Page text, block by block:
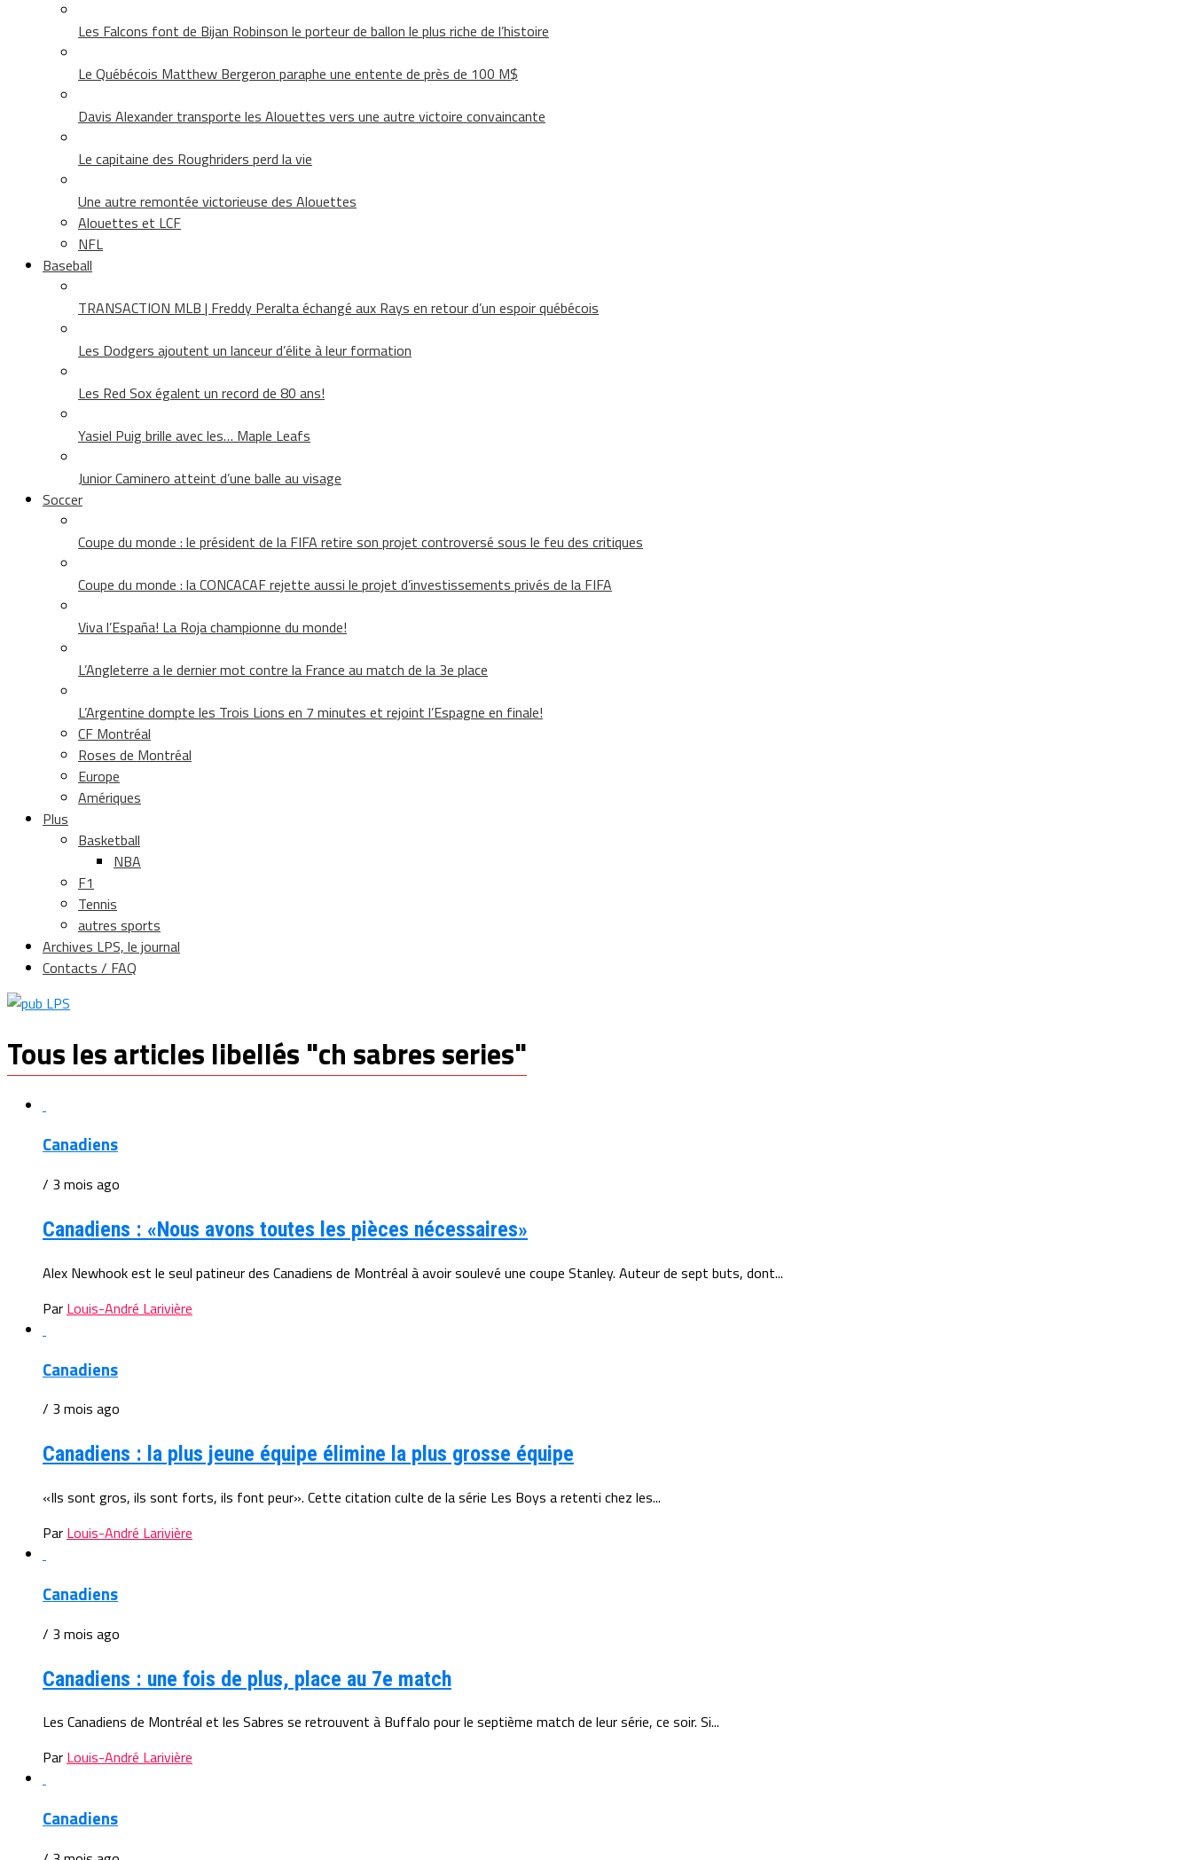
Les Falcons font de Bijan Robinson le porteur de ballon le plus riche de l’histoire
Le Québécois Matthew Bergeron paraphe une entente de près de 100 M$
Davis Alexander transporte les Alouettes vers une autre victoire convaincante
Le capitaine des Roughriders perd la vie
Une autre remontée victorieuse des Alouettes
Alouettes et LCF
NFL
Baseball
TRANSACTION MLB | Freddy Peralta échangé aux Rays en retour d’un espoir québécois
Les Dodgers ajoutent un lanceur d’élite à leur formation
Les Red Sox égalent un record de 80 ans!
Yasiel Puig brille avec les… Maple Leafs
Junior Caminero atteint d’une balle au visage
Soccer
Coupe du monde : le président de la FIFA retire son projet controversé sous le feu des critiques
Coupe du monde : la CONCACAF rejette aussi le projet d’investissements privés de la FIFA
Viva l’España! La Roja championne du monde!
L’Angleterre a le dernier mot contre la France au match de la 3e place
L’Argentine dompte les Trois Lions en 7 minutes et rejoint l’Espagne en finale!
CF Montréal
Roses de Montréal
Europe
Amériques
Plus
Basketball
NBA
F1
Tennis
autres sports
Archives LPS, le journal
Contacts / FAQ
Tous les articles libellés "ch sabres series"
Canadiens
/ 3 mois ago
Canadiens : «Nous avons toutes les pièces nécessaires»
Alex Newhook est le seul patineur des Canadiens de Montréal à avoir soulevé une coupe Stanley. Auteur de sept buts, dont...
Par Louis-André Larivière
Canadiens
/ 3 mois ago
Canadiens : la plus jeune équipe élimine la plus grosse équipe
«Ils sont gros, ils sont forts, ils font peur». Cette citation culte de la série Les Boys a retenti chez les...
Par Louis-André Larivière
Canadiens
/ 3 mois ago
Canadiens : une fois de plus, place au 7e match
Les Canadiens de Montréal et les Sabres se retrouvent à Buffalo pour le septième match de leur série, ce soir. Si...
Par Louis-André Larivière
Canadiens